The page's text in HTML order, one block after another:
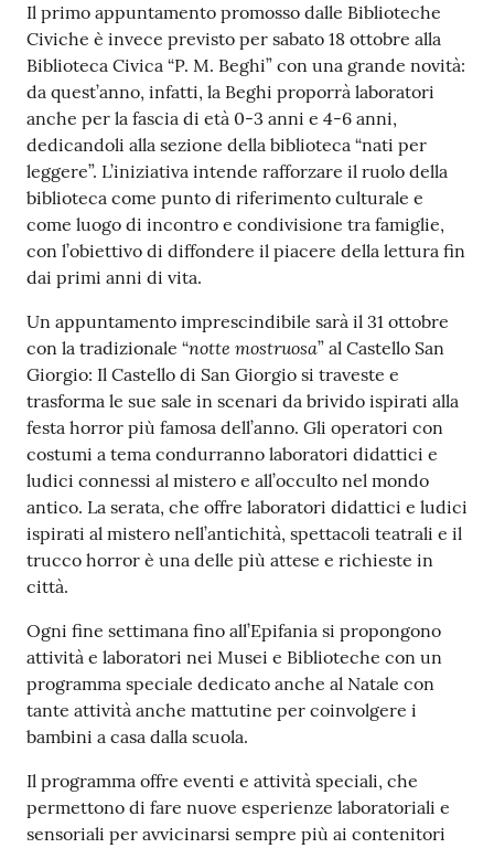
r
a
f
i
c
i
o
n
l
i
n
e
A
N
P
R
Tutti
gli
argomenti...
Seguici
su
Il primo appuntamento promosso dalle Biblioteche
Civiche è invece previsto per sabato 18 ottobre alla
Biblioteca Civica “P. M. Beghi” con una grande novità:
da quest’anno, infatti, la Beghi proporrà laboratori
anche per la fascia di età 0-3 anni e 4-6 anni,
dedicandoli alla sezione della biblioteca “nati per
leggere”. L’iniziativa intende rafforzare il ruolo della
biblioteca come punto di riferimento culturale e
come luogo di incontro e condivisione tra famiglie,
con l’obiettivo di diffondere il piacere della lettura fin
dai primi anni di vita.
Un appuntamento imprescindibile sarà il 31 ottobre
con la tradizionale “notte mostruosa” al Castello San
Giorgio: Il Castello di San Giorgio si traveste e
trasforma le sue sale in scenari da brivido ispirati alla
festa horror più famosa dell’anno. Gli operatori con
costumi a tema condurranno laboratori didattici e
ludici connessi al mistero e all’occulto nel mondo
antico. La serata, che offre laboratori didattici e ludici
ispirati al mistero nell’antichità, spettacoli teatrali e il
trucco horror è una delle più attese e richieste in
città.
Ogni fine settimana fino all’Epifania si propongono
attività e laboratori nei Musei e Biblioteche con un
programma speciale dedicato anche al Natale con
tante attività anche mattutine per coinvolgere i
bambini a casa dalla scuola.
Il programma offre eventi e attività speciali, che
permettono di fare nuove esperienze laboratoriali e
sensoriali per avvicinarsi sempre più ai contenitori